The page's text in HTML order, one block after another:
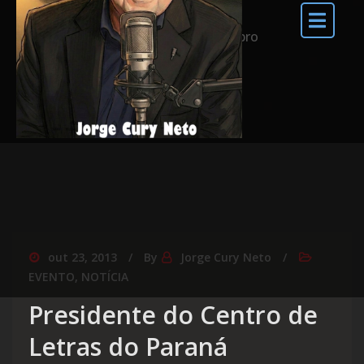
Home 2013 outubro
out 23, 2013 By
Jorge Cury Neto
EVENTO, NOTÍCIA
Presidente do Centro de
Letras do Paraná